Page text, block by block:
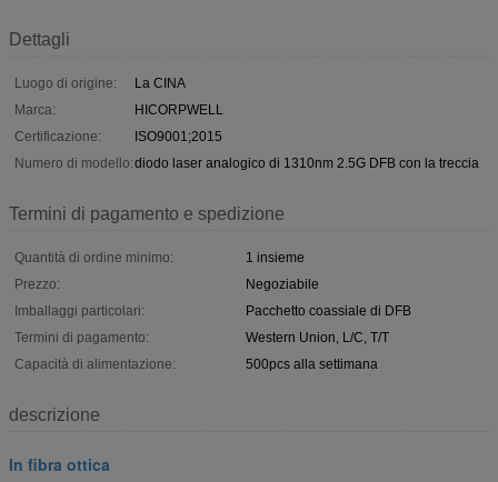
Dettagli
Luogo di origine:
La CINA
Marca:
HICORPWELL
Certificazione:
ISO9001;2015
Numero di modello:diodo laser analogico di 1310nm 2.5G DFB con la treccia
Termini di pagamento e spedizione
Quantità di ordine minimo:
1 insieme
Prezzo:
Negoziabile
Imballaggi particolari:
Pacchetto coassiale di DFB
Termini di pagamento:
Western Union, L/C, T/T
Capacità di alimentazione:
500pcs alla settimana
descrizione
In fibra ottica